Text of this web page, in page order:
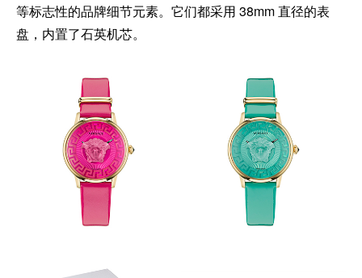
等标志性的品牌细节元素。它们都采用 38mm 直径的表
盘，内置了石英机芯。